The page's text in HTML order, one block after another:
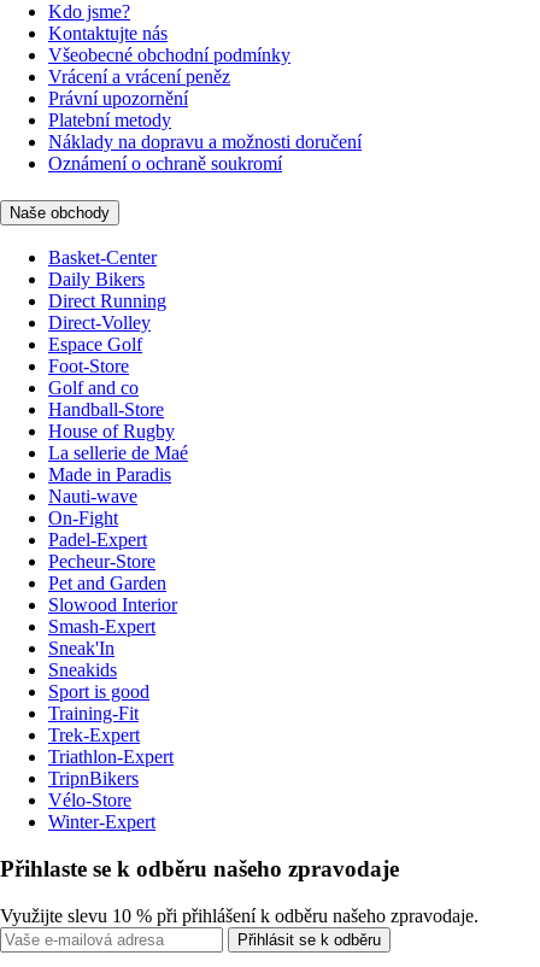
Kdo jsme?
Kontaktujte nás
Všeobecné obchodní podmínky
Vrácení a vrácení peněz
Právní upozornění
Platební metody
Náklady na dopravu a možnosti doručení
Oznámení o ochraně soukromí
Naše obchody
Basket-Center
Daily Bikers
Direct Running
Direct-Volley
Espace Golf
Foot-Store
Golf and co
Handball-Store
House of Rugby
La sellerie de Maé
Made in Paradis
Nauti-wave
On-Fight
Padel-Expert
Pecheur-Store
Pet and Garden
Slowood Interior
Smash-Expert
Sneak'In
Sneakids
Sport is good
Training-Fit
Trek-Expert
Triathlon-Expert
TripnBikers
Vélo-Store
Winter-Expert
Přihlaste se k odběru našeho zpravodaje
Využijte slevu 10 % při přihlášení k odběru našeho zpravodaje.
Přihlásit se k odběru